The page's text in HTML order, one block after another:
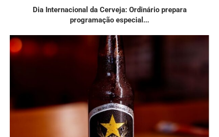
Dia Internacional da Cerveja: Ordinário prepara
programação especial...